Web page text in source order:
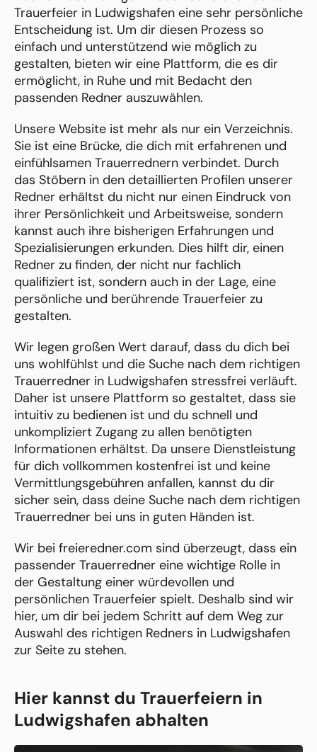
Trauerfeier in Ludwigshafen eine sehr persönliche
Entscheidung ist. Um dir diesen Prozess so
einfach und unterstützend wie möglich zu
gestalten, bieten wir eine Plattform, die es dir
ermöglicht, in Ruhe und mit Bedacht den
passenden Redner auszuwählen.
Unsere Website ist mehr als nur ein Verzeichnis.
Sie ist eine Brücke, die dich mit erfahrenen und
einfühlsamen Trauerrednern verbindet. Durch
das Stöbern in den detaillierten Profilen unserer
Redner erhältst du nicht nur einen Eindruck von
ihrer Persönlichkeit und Arbeitsweise, sondern
kannst auch ihre bisherigen Erfahrungen und
Spezialisierungen erkunden. Dies hilft dir, einen
Redner zu finden, der nicht nur fachlich
qualifiziert ist, sondern auch in der Lage, eine
persönliche und berührende Trauerfeier zu
gestalten.
Wir legen großen Wert darauf, dass du dich bei
uns wohlfühlst und die Suche nach dem richtigen
Trauerredner in Ludwigshafen stressfrei verläuft.
Daher ist unsere Plattform so gestaltet, dass sie
intuitiv zu bedienen ist und du schnell und
unkompliziert Zugang zu allen benötigten
Informationen erhältst. Da unsere Dienstleistung
für dich vollkommen kostenfrei ist und keine
Vermittlungsgebühren anfallen, kannst du dir
sicher sein, dass deine Suche nach dem richtigen
Trauerredner bei uns in guten Händen ist.
Wir bei freieredner.com sind überzeugt, dass ein
passender Trauerredner eine wichtige Rolle in
der Gestaltung einer würdevollen und
persönlichen Trauerfeier spielt. Deshalb sind wir
hier, um dir bei jedem Schritt auf dem Weg zur
Auswahl des richtigen Redners in Ludwigshafen
zur Seite zu stehen.
Hier kannst du Trauerfeiern in
Ludwigshafen abhalten